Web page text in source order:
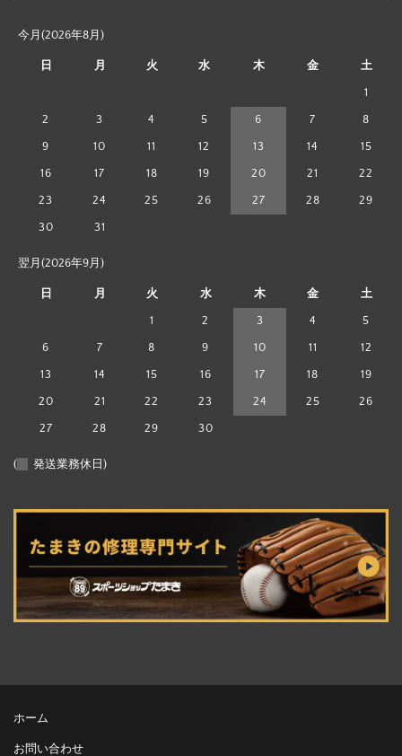
今月(2026年8月)
日 月 火 水 木 金 土
1
2 3 4 5 6 7 8
9 10 11 12 13 14 15
16 17 18 19 20 21 22
23 24 25 26 27 28 29
30 31
翌月(2026年9月)
日 月 火 水 木 金 土
1 2 3 4 5
6 7 8 9 10 11 12
13 14 15 16 17 18 19
20 21 22 23 24 25 26
27 28 29 30
( 発送業務休日)
ホーム
お問い合わせ